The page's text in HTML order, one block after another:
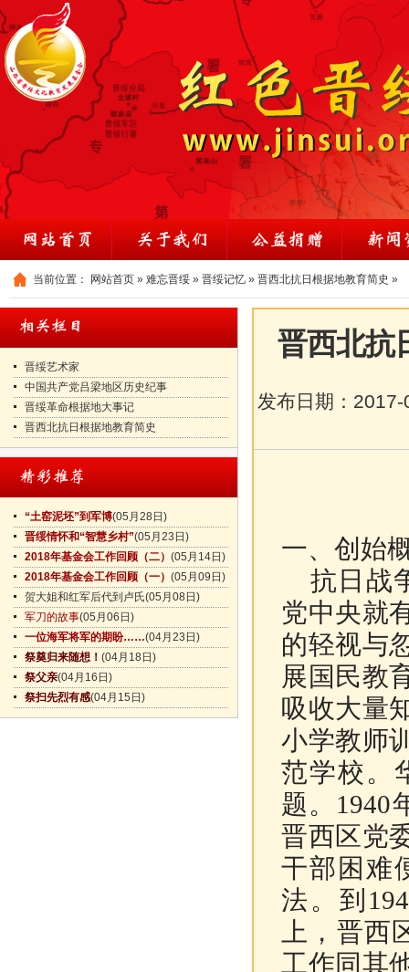
当前位置： 网站首页 » 难忘晋绥 » 晋绥记忆 » 晋西北抗日根据地教育简史 »
晋绥艺术家
中国共产党吕梁地区历史纪事
晋绥革命根据地大事记
晋西北抗日根据地教育简史
“土窑泥坯”到军博(05月28日)
晋绥情怀和“智慧乡村”(05月23日)
2018年基金会工作回顾（二） (05月14日)
2018年基金会工作回顾（一） (05月09日)
贺大姐和红军后代到卢氏(05月08日)
军刀的故事(05月06日)
一位海军将军的期盼……(04月23日)
祭奠归来随想！ (04月18日)
祭父亲(04月16日)
祭扫先烈有感(04月15日)
晋西北抗
发布日期： 2017-
一、创始
抗日战
党中央就
的轻视与
展国民教
吸收大量
小学教师
范学校。
题。1940
晋西区党
干部困难
法。到
上，晋
工作同其